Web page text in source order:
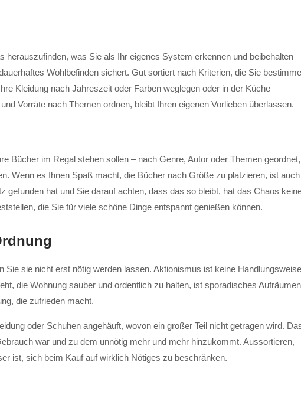
herauszufinden, was Sie als Ihr eigenes System erkennen und beibehalten
Wohlbefinden sichert. Gut sortiert nach Kriterien, die Sie
Kleidung nach Jahreszeit oder Farben weglegen oder in der Küche
Vorräte nach Themen ordnen, bleibt Ihren eigenen Vorlieben überlassen.
Bücher im Regal stehen sollen – nach Genre, Autor oder Themen geordnet,
Wenn es Ihnen Spaß macht, die Bücher nach Größe zu platzieren, ist auch
gefunden hat und Sie darauf achten, dass das so bleibt, hat das Chaos
die Sie für viele schöne Dinge entspannt genießen können.
Sie sie nicht erst nötig werden lassen. Aktionismus ist keine
die Wohnung sauber und ordentlich zu halten, ist sporadisches Aufräumen
die zufrieden macht.
oder Schuhen angehäuft, wovon ein großer Teil nicht getragen wird.
war und zu dem unnötig mehr und mehr hinzukommt. Aussortieren,
ist, sich beim Kauf auf wirklich Nötiges zu beschränken.